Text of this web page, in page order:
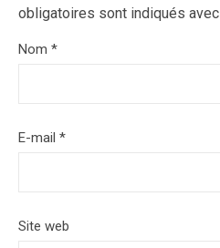
obligatoires sont indiqués avec
Nom *
E-mail *
Site web